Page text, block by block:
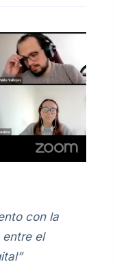
con la
entre el